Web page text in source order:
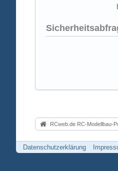
RCweb.de RC-Modellbau-
Datenschutzerklärung